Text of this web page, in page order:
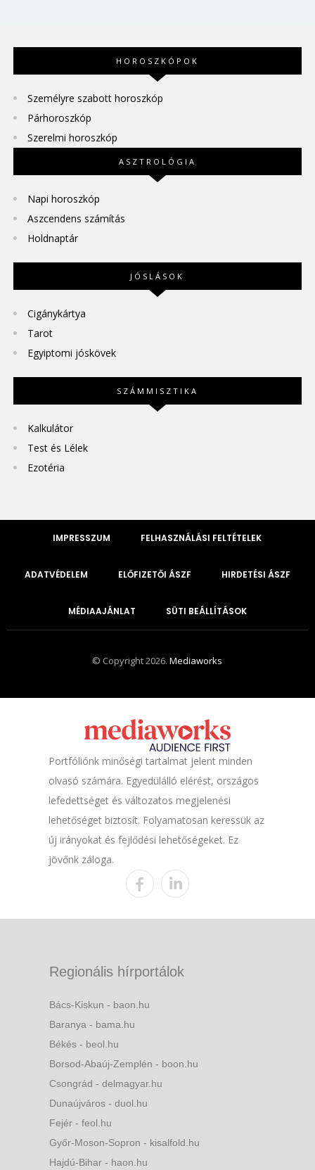
HOROSZKÓPOK
Személyre szabott horoszkóp
Párhoroszkóp
Szerelmi horoszkóp
ASZTROLÓGIA
Napi horoszkóp
Aszcendens számítás
Holdnaptár
JÓSLÁSOK
Cigánykártya
Tarot
Egyiptomi jóskövek
SZÁMMISZTIKA
Kalkulátor
Test és Lélek
Ezotéria
IMPRESSZUM FELHASZNÁLÁSI FELTÉTELEK
ADATVÉDELEM ELŐFIZETŐI ÁSZF HIRDETÉSI ÁSZF
MÉDIAAJÁNLAT SÜTI BEÁLLÍTÁSOK
© Copyright 2026.Mediaworks
Portfóliónk minőségi tartalmat jelent minden
olvasó számára. Egyedülálló elérést, országos
lefedettséget és változatos megjelenési
lehetőséget biztosít. Folyamatosan keressük az
új irányokat és fejlődési lehetőségeket. Ez
jövőnk záloga.
Regionális hírportálok
Bács-Kiskun - baon.hu
Baranya - bama.hu
Békés - beol.hu
Borsod-Abaúj-Zemplén - boon.hu
Csongrád - delmagyar.hu
Dunaújváros - duol.hu
Fejér - feol.hu
Győr-Moson-Sopron - kisalfold.hu
Hajdú-Bihar - haon.hu